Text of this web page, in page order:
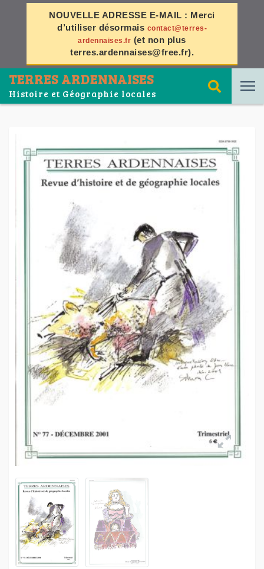
NOUVELLE ADRESSE E-MAIL : Merci
d’utiliser désormais contact@terres-
ardennaises.fr (et non plus
terres.ardennaises@free.fr).
TERRES ARDENNAISES
Histoire et Géographie locales